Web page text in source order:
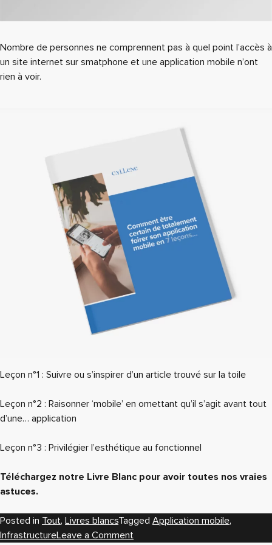
Nombre de personnes ne comprennent pas à quel point l’accès à
un site internet sur smatphone et une application mobile n’ont
rien à voir.
Leçon n°1 : Suivre ou s’inspirer d’un article trouvé sur la toile
Leçon n°2 : Raisonner ‘mobile’ en omettant qu’il s’agit avant tout
d’une… application
Leçon n°3 : Privilégier l’esthétique au fonctionnel
Téléchargez notre Livre Blanc pour avoir toutes nos vraies
astuces.
Posted in Tout, Livres blancsTagged Application mobile,
InfrastructureLeave a Comment